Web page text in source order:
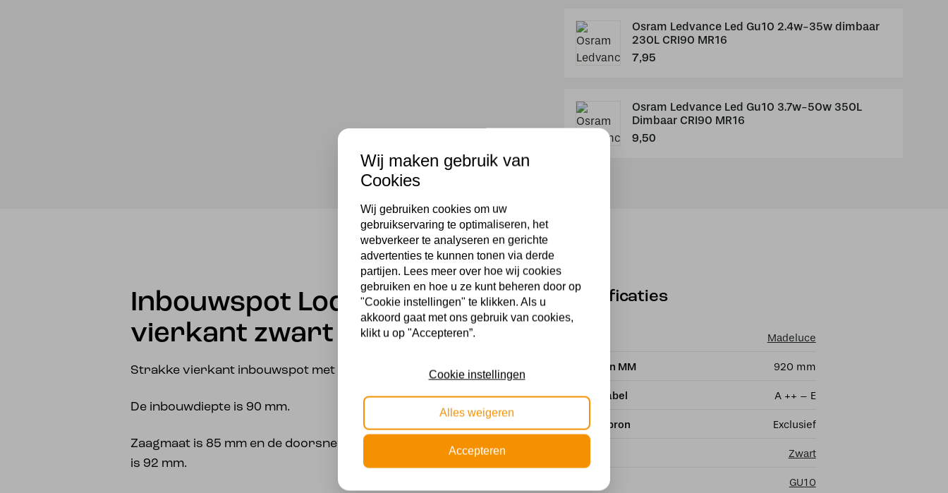
Osram Ledvance Led Gu10 2.4w-35w dimbaar
230L CRI90 MR16
7,95
Osram Ledvance Led Gu10 3.7w-50w 350L
Dimbaar CRI90 MR16
9,50
Inbouwspot Lode 1
vierkant zwart
Strakke vierkant inbouwspot met kantelbare spot.
De inbouwdiepte is 90 mm.
Zaagmaat is 85 mm en de doorsnee totaal van de spot
is 92 mm.
Specificaties
Madeluce
Breedte in MM 920 mm
Energielabel A ++ – E
Met lichtbron Exclusief
Zwart
GU10
Wij maken gebruik van
Cookies
Wij gebruiken cookies om uw
gebruikservaring te optimaliseren, het
webverkeer te analyseren en gerichte
advertenties te kunnen tonen via derde
partijen. Lees meer over hoe wij cookies
gebruiken en hoe u ze kunt beheren door op
"Cookie instellingen" te klikken. Als u
akkoord gaat met ons gebruik van cookies,
klikt u op "Accepteren”.
Cookie instellingen
Alles weigeren
Accepteren